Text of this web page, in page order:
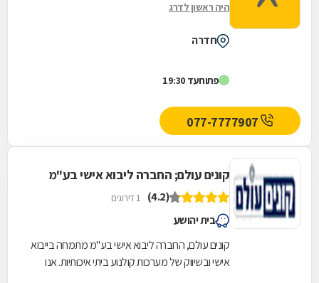
היה ראשון לדרג
חדרה
פתוחעד 19:30
קונים עולם; החברה ליבוא אישי בע"מ
(4.2) 1 דירוגים
בית יהושע
קונים עולם, החברה ליבוא אישי בע"מ מתמחה בייבוא
אישי ובשיווק של מערכות קולנוע ביתי איכותיות. אנו